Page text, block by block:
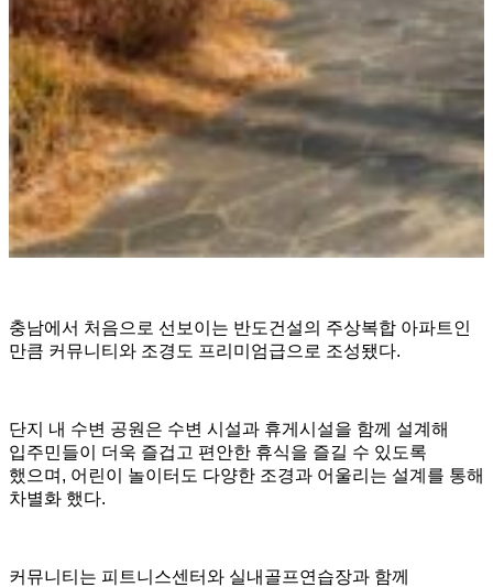
충남에서 처음으로 선보이는 반도건설의 주상복합 아파트인
만큼 커뮤니티와 조경도 프리미엄급으로 조성됐다.
단지 내 수변 공원은 수변 시설과 휴게시설을 함께 설계해
입주민들이 더욱 즐겁고 편안한 휴식을 즐길 수 있도록
했으며, 어린이 놀이터도 다양한 조경과 어울리는 설계를 통해
차별화 했다.
커뮤니티는 피트니스센터와 실내골프연습장과 함께